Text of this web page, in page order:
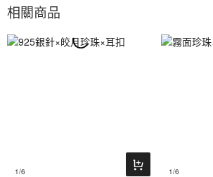
相關商品
1/6 1/6